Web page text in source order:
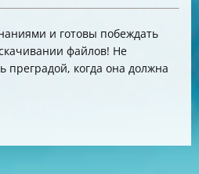
и готовы побеждать
файлов! Не
преградой, когда она должна